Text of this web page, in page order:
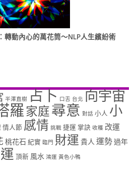
轉動內心的萬花筒～NLP人生繽紛術
半澤直樹 占卜 口舌 台北 向宇宙
羅家庭尋意 對話 小人 小
情人節 感情 挑戰 捷運 掌訣 收穫 改運
桃花石 紀實 臨門 財運 貴人 運勢過年
頂新 風水 鴻運 黃色小鴨